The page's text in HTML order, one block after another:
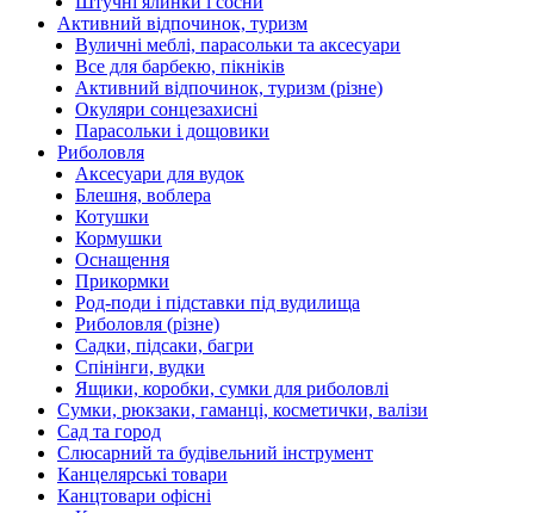
Активний відпочинок, туризм
Вуличні меблі, парасольки та аксесуари
Все для барбекю, пікніків
Активний відпочинок, туризм (різне)
Окуляри сонцезахисні
Парасольки і дощовики
Риболовля
Аксесуари для вудок
Блешня, воблера
Котушки
Кормушки
Оснащення
Прикормки
Род-поди і підставки під вудилища
Риболовля (різне)
Садки, підсаки, багри
Спінінги, вудки
Ящики, коробки, сумки для риболовлі
Сумки, рюкзаки, гаманці, косметички, валізи
Сад та город
Слюсарний та будівельний інструмент
Канцелярські товари
Канцтовари офісні